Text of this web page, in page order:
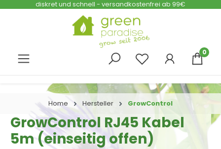
Zum Hauptinhalt springen
diskret und schnell - versandkostenfrei ab 99€
0
Home Hersteller GrowControl
GrowControl RJ45 Kabel
5m (einseitig offen)